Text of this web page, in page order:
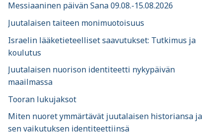
Messiaaninen päivän Sana 09.08.-15.08.2026
Juutalaisen taiteen monimuotoisuus
Israelin lääketieteelliset saavutukset: Tutkimus ja
koulutus
Juutalaisen nuorison identiteetti nykypäivän
maailmassa
Tooran lukujaksot
Miten nuoret ymmärtävät juutalaisen historiansa ja
sen vaikutuksen identiteettiinsä